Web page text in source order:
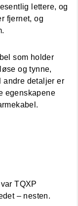
lettere, og
fjernet, og
som holder
og tynne,
andre detaljer er
egenskapene
TQXP
– nesten.